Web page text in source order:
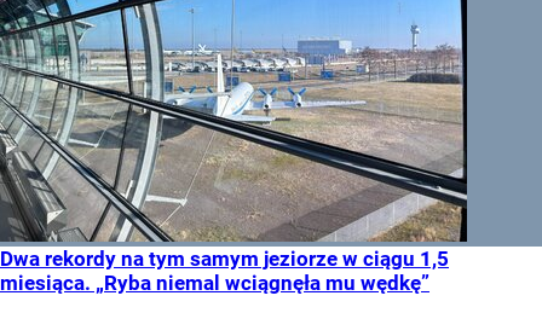
Dwa rekordy na tym samym jeziorze w ciągu 1,5
miesiąca. „Ryba niemal wciągnęła mu wędkę”